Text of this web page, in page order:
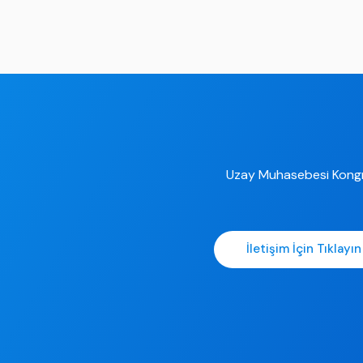
Uzay Muhasebesi
İletişim İçin Tıklayın